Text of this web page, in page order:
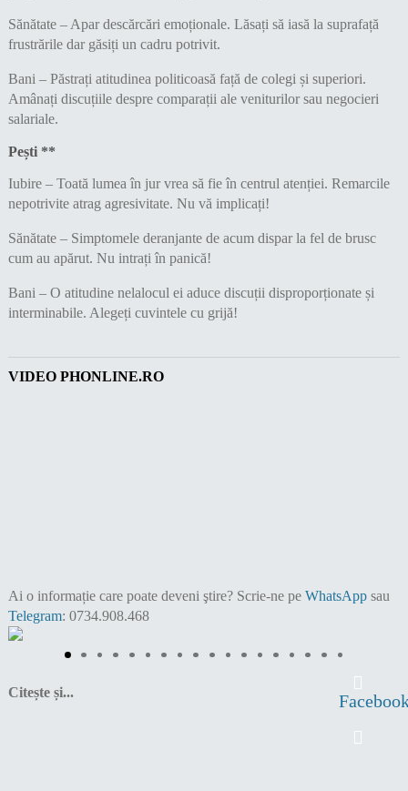
Sănătate – Apar descărcări emoționale. Lăsați să iasă la suprafață
frustrările dar găsiți un cadru potrivit.
Bani – Păstrați atitudinea politicoasă față de colegi și superiori.
Amânați discuțiile despre comparații ale veniturilor sau negocieri
salariale.
Pești **
Iubire – Toată lumea în jur vrea să fie în centrul atenției. Remarcile
nepotrivite atrag agresivitate. Nu vă implicați!
Sănătate – Simptomele deranjante de acum dispar la fel de brusc
cum au apărut. Nu intrați în panică!
Bani – O atitudine nelalocul ei aduce discuții disproporționate și
interminabile. Alegeți cuvintele cu grijă!
VIDEO PHONLINE.RO
Ai o informație care poate deveni ştire? Scrie-ne pe WhatsAppsau
Telegram: 0734.908.468
Citește și...